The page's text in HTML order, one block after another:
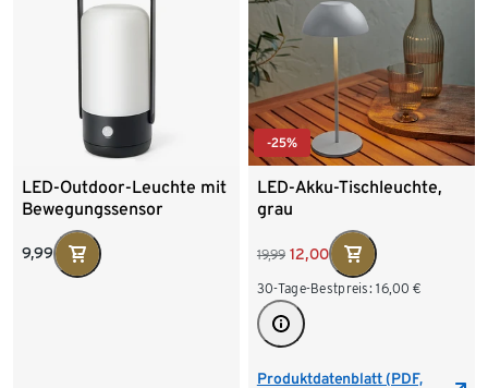
LED-Outdoor-Leuchte mit
Bewegungssensor
9,99
-25%
LED-Akku-Tischleuchte,
grau
19,99 12,00
30-Tage-Bestpreis: 16,00 €
Produktdatenblatt (PDF,